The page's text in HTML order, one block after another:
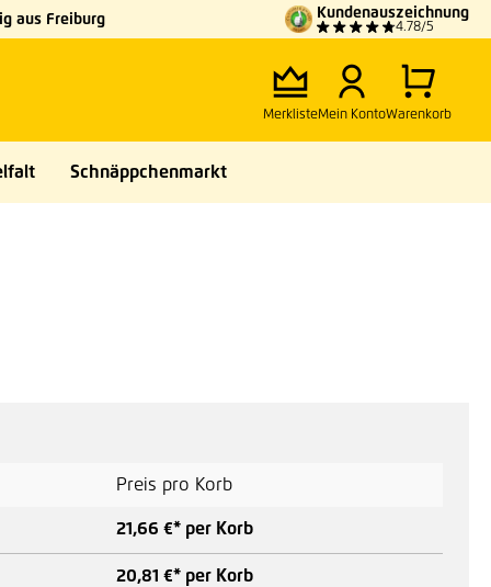
aus Freiburg Kundenauszeichnung
4.78/5
MerklisteMein KontoWarenkorb
Schnäppchenmarkt
Preis pro Korb
21,66 €* per Korb
20,81 €* per Korb